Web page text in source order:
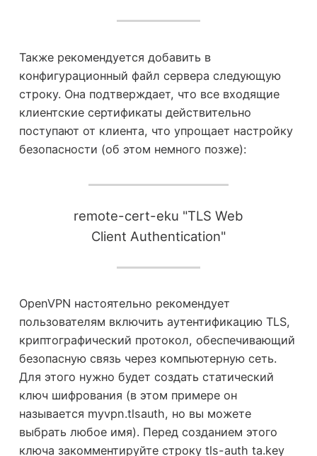
Также рекомендуется добавить в
конфигурационный файл сервера следующую
строку. Она подтверждает, что все входящие
клиентские сертификаты действительно
поступают от клиента, что упрощает настройку
безопасности (об этом немного позже):
remote-cert-eku "TLS Web
Client Authentication"
OpenVPN настоятельно рекомендует
пользователям включить аутентификацию TLS,
криптографический протокол, обеспечивающий
безопасную связь через компьютерную сеть.
Для этого нужно будет создать статический
ключ шифрования (в этом примере он
называется myvpn.tlsauth, но вы можете
выбрать любое имя). Перед созданием этого
ключа закомментируйте строку tls-auth ta.key